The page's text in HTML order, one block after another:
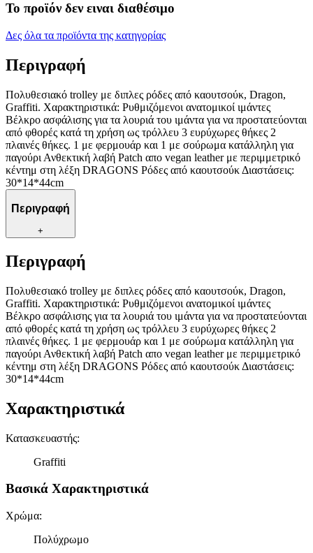
Το προϊόν δεν ειναι διαθέσιμο
Δες όλα τα προϊόντα της κατηγορίας
Περιγραφή
Πολυθεσιακό trolley με διπλες ρόδες από καουτσούκ, Dragon,
Graffiti. Χαρακτηριστικά: Ρυθμιζόμενοι ανατομικοί ιμάντες
Βέλκρο ασφάλισης για τα λουριά του ιμάντα για να προστατεύονται
από φθορές κατά τη χρήση ως τρόλλευ 3 ευρύχωρες θήκες 2
πλαινές θήκες. 1 με φερμουάρ και 1 με σούρωμα κατάλληλη για
παγούρι Ανθεκτική λαβή Patch απο vegan leather με περιμμετρικό
κέντημ στη λέξη DRAGONS Ρόδες από καουτσούκ Διαστάσεις:
30*14*44cm
Περιγραφή
+
Περιγραφή
Πολυθεσιακό trolley με διπλες ρόδες από καουτσούκ, Dragon,
Graffiti. Χαρακτηριστικά: Ρυθμιζόμενοι ανατομικοί ιμάντες
Βέλκρο ασφάλισης για τα λουριά του ιμάντα για να προστατεύονται
από φθορές κατά τη χρήση ως τρόλλευ 3 ευρύχωρες θήκες 2
πλαινές θήκες. 1 με φερμουάρ και 1 με σούρωμα κατάλληλη για
παγούρι Ανθεκτική λαβή Patch απο vegan leather με περιμμετρικό
κέντημ στη λέξη DRAGONS Ρόδες από καουτσούκ Διαστάσεις:
30*14*44cm
Χαρακτηριστικά
Κατασκευαστής:
Graffiti
Βασικά Χαρακτηριστικά
Χρώμα:
Πολύχρωμο